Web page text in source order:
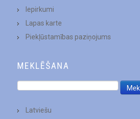
Iepirkumi
Lapas karte
Piekļūstamības paziņojums
MEKLĒŠANA
Latviešu